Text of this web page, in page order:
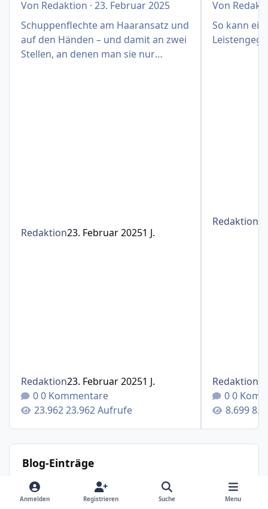
Von Redaktion ·23. Februar 2025
Schuppenflechte am Haaransatz und
auf den Händen – und damit an zwei
Stellen, an denen man sie nur
Redaktion23. Februar 20251 J.
Redaktion23. Februar 20251 J.
0 Kommentare
23.962 Aufrufe
Von
So kann
Redaktion
Redaktion
0
Blog-Einträge
Therapieverlauf und Spritzenintervalle mit
Therapieverlauf und
Anmelden Registrieren Suche Menu